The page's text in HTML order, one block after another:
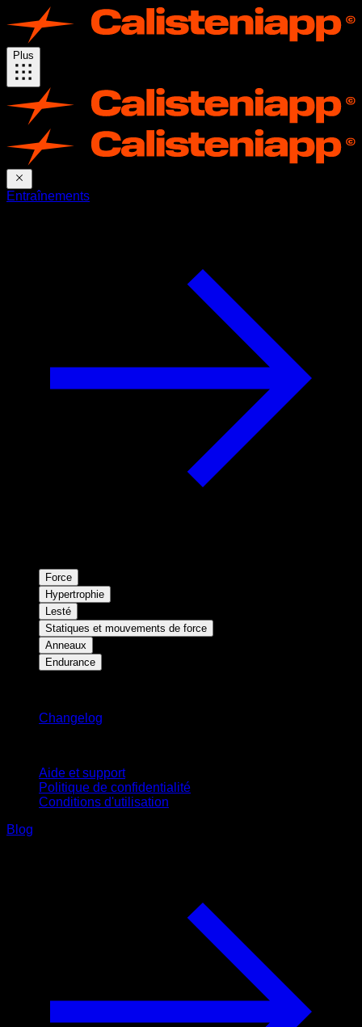
Plus
Entraînements
Force
Hypertrophie
Lesté
Statiques et mouvements de force
Anneaux
Endurance
Changelog
Aide et support
Politique de confidentialité
Conditions d'utilisation
Blog